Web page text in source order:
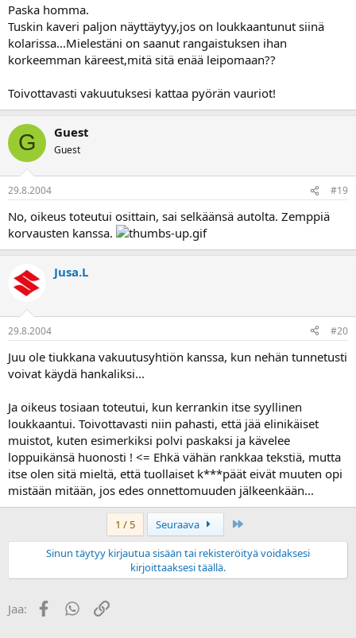
Paska homma.
Tuskin kaveri paljon näyttäytyy,jos on loukkaantunut siinä
kolarissa...Mielestäni on saanut rangaistuksen ihan
korkeemman käreest,mitä sitä enää leipomaan??
Toivottavasti vakuutuksesi kattaa pyörän vauriot!
G Guest
Guest
29.8.2004 #19
No, oikeus toteutui osittain, sai selkäänsä autolta. Zemppiä
korvausten kanssa.
Jusa.L
29.8.2004 #20
Juu ole tiukkana vakuutusyhtiön kanssa, kun nehän tunnetusti
voivat käydä hankaliksi...
Ja oikeus tosiaan toteutui, kun kerrankin itse syyllinen
loukkaantui. Toivottavasti niin pahasti, että jää elinikäiset
muistot, kuten esimerkiksi polvi paskaksi ja kävelee
loppuikänsä huonosti ! <= Ehkä vähän rankkaa tekstiä, mutta
itse olen sitä mieltä, että tuollaiset k***päät eivät muuten opi
mistään mitään, jos edes onnettomuuden jälkeenkään...
1 / 5 Seuraava
Sinun täytyy kirjautua sisään tai rekisteröityä voidaksesi
kirjoittaaksesi täällä.
Jaa: FacebookWhatsApp
Linkki